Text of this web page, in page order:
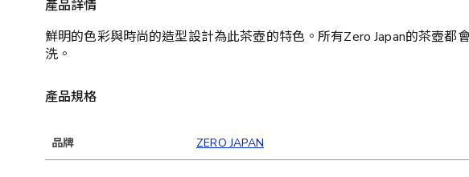
產品詳情
鮮明的色彩與時尚的造型設計為此茶壺的特色。所有Zero Japan的茶壺
洗。
產品規格
品牌 ZERO JAPAN